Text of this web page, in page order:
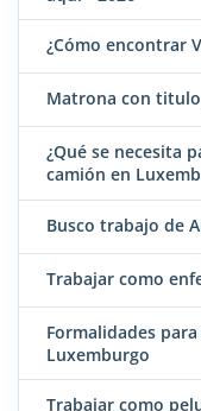
¿Cómo encontrar
Matrona con
¿Qué se necesita
camión en
Busco trabajo de
Trabajar como
Formalidades
Luxemburgo
Trabajar como